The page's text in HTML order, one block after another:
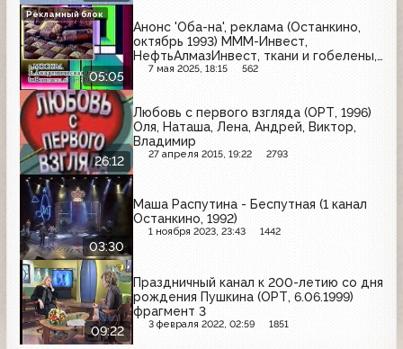
05:05
Анонс 'Оба-на', реклама (Останкино,
октябрь 1993) МММ-Инвест,
НефтьАлмазИнвест, ткани и гобелены,
Smirnoff, Вега-С, West, Floryn
7 мая 2025, 18:15 562
Рекламный блок
26:12
Любовь с первого взгляда (ОРТ, 1996)
Оля, Наташа, Лена, Андрей, Виктор,
Владимир
27 апреля 2015, 19:22 2793
03:30
Маша Распутина - Беспутная (1 канал
Останкино, 1992)
1 ноября 2023, 23:43 1442
09:22
Праздничный канал к 200-летию со дня
рождения Пушкина (ОРТ, 6.06.1999)
фрагмент 3
3 февраля 2022, 02:59 1851